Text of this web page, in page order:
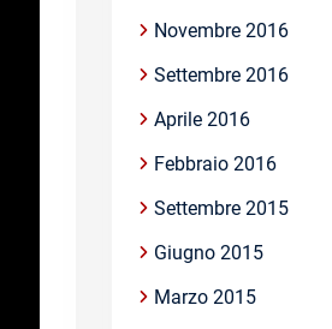
Novembre 2016
Settembre 2016
Aprile 2016
Febbraio 2016
Settembre 2015
Giugno 2015
Marzo 2015